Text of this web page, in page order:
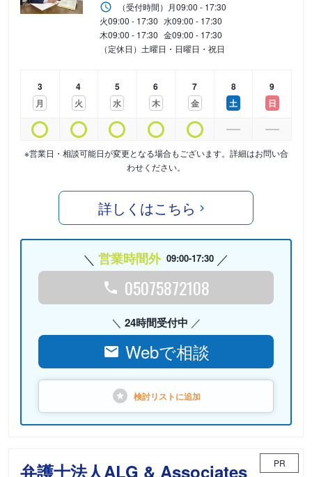
（受付時間） 月09:00 - 17:30
火09:00 - 17:30 水09:00 - 17:30
木09:00 - 17:30 金09:00 - 17:30
（定休日）土曜日・日曜日・祝日
3
月
4
火
5
水
6
木
7
金
8
土
9
日
※営業日・相談可能日が変更となる場合もございます。詳細はお問い合
わせください。
詳しくはこちら
営業時間外 09:00-17:30
05075872108
24時間受付中
Webで相談
検討リストに追加
弁護士法人ALG & Associates
PR